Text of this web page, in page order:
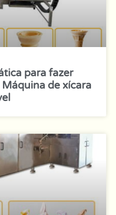
para fazer
de xícara